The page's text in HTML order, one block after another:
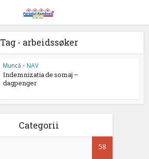
Tag - arbeidssøker
Muncă • NAV
Indemnizatia de somaj –
dagpenger
Categorii
58